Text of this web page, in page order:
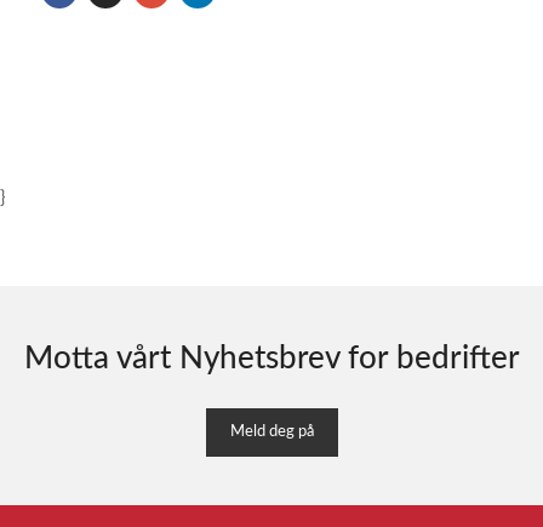
}
Motta vårt Nyhetsbrev for bedrifter
Meld deg på